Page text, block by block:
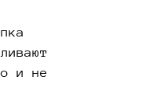
и не